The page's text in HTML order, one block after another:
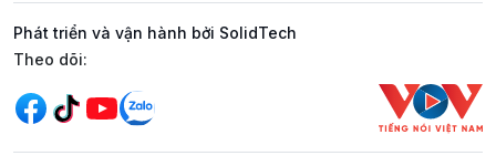
Phát triển và vận hành bởi SolidTech
Mạng xã hội
Theo dõi: